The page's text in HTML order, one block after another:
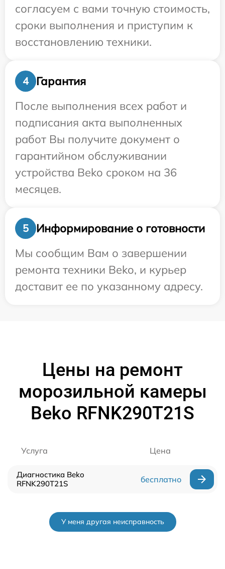
согласуем с вами точную стоимость,
сроки выполнения и приступим к
восстановлению техники.
4
Гарантия
После выполнения всех работ и
подписания акта выполненных
работ Вы получите документ о
гарантийном обслуживании
устройства Beko сроком на 36
месяцев.
5
Информирование о готовности
Мы сообщим Вам о завершении
ремонта техники Beko, и курьер
доставит ее по указанному адресу.
Цены на ремонт
морозильной камеры
Beko RFNK290T21S
Услуга Цена
Диагностика Beko
RFNK290T21S
бесплатно
У меня другая неисправность